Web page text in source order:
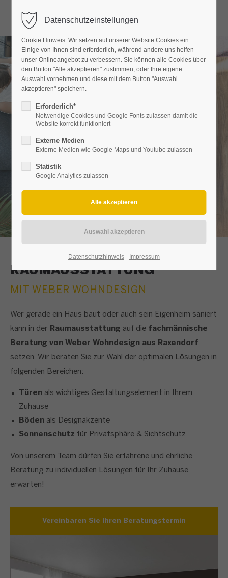
Der Eintrag "offcanvas-col1" existiert leider nicht.
Der Eintrag "offcanvas-col2" existiert leider nicht.
Der Eintrag "offcanvas-col3" existiert leider nicht.
Der Eintrag "offcanvas-col4" existiert leider nicht.
RAUMAUSSTATTUNG
RAUMAUSSTATTUNG
MIT WEBER WOHNDESIGN
Wer gerade ein Haus baut oder auch sein Eigenheim saniert
kann in der Raumausstattung auf die fachmännische
Beratung von Weber Wohndesign aus Raxendorf
setzen. Wir beraten Sie zur Wahl der optimalen Lösungen in
folgenden Bereichen:
Türen als wichtiges Gestaltungselement in Ihrem
Zuhause
Böden als Designakzente
Sonnenschutz für Privatsphäre & Sichtschutz
Von unserem Team dürfen Sie erfahrene und ehrliche
Beratung zu individuellen Lösungen für Ihr Zuhause
erwarten!
Vereinbaren Sie Ihren Beratungstermin
Datenschutzeinstellungen
Cookie Hinweis: Wir setzen auf unserer Website Cookies ein.
Einige von Ihnen sind erforderlich, während andere uns helfen
unser Onlineangebot zu verbessern. Sie können alle Cookies über
den Button "Alle akzeptieren" zustimmen, oder Ihre eigene
Auswahl vornehmen und diese mit dem Button "Auswahl
akzeptieren" speichern.
Erforderlich*
Notwendige Cookies und Google Fonts zulassen damit die
Website korrekt funktioniert
Externe Medien
Externe Medien wie Google Maps und Youtube zulassen
Statistik
Google Analytics zulassen
Datenschutzhinweis Impressum